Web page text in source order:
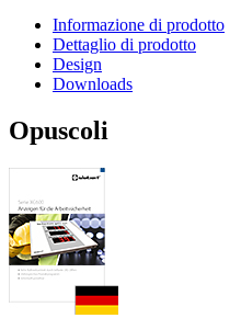
Informazione di prodotto
Dettaglio di prodotto
Design
Downloads
Opuscoli